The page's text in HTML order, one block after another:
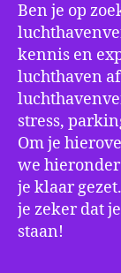
Ben je op
kennis en
luchthaven
stress,
Om je
we
je klaar
je zeker dat
staan!